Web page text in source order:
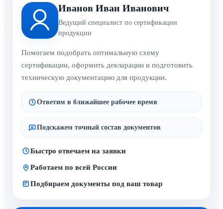
Иванов Иван Иванович
Ведущий специалист по сертификации
продукции
Помогаем подобрать оптимальную схему
сертификации, оформить декларации и подготовить
техническую документацию для продукции.
Ответим в ближайшее рабочее время
Подскажем точный состав документов
Быстро отвечаем на заявки
Работаем по всей России
Подбираем документы под ваш товар